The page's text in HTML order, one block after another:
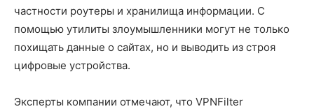
частности роутеры и хранилища информации. С
помощью утилиты злоумышленники могут не только
похищать данные о сайтах, но и выводить из строя
цифровые устройства.
Эксперты компании отмечают, что VPNFilter